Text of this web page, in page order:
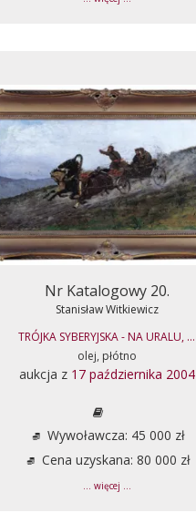
Nr Katalogowy 20.
Stanisław Witkiewicz
TRÓJKA SYBERYJSKA - NA URALU, ...
olej, płótno
aukcja z 17 października 2004
Wywoławcza: 45 000 zł
Cena uzyskana: 80 000 zł
... więcej ...